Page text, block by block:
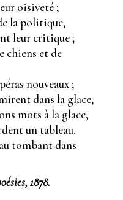
oisiveté ;
la politique,
leur critique ;
chiens et de
nouveaux ;
dans la glace,
mots à la glace,
un tableau.
tombant dans
1878.